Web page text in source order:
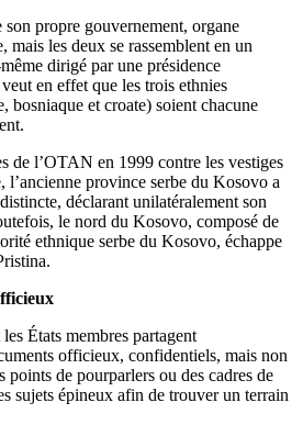
son propre gouvernement, organe
mais les deux se rassemblent en un
dirigé par une présidence
en effet que les trois ethnies
bosniaque et croate) soient chacune
de l’OTAN en 1999 contre les vestiges
l’ancienne province serbe du Kosovo a
déclarant unilatéralement son
le nord du Kosovo, composé de
ethnique serbe du Kosovo, échappe
États membres partagent
officieux, confidentiels, mais non
de pourparlers ou des cadres de
sujets épineux afin de trouver un terrain